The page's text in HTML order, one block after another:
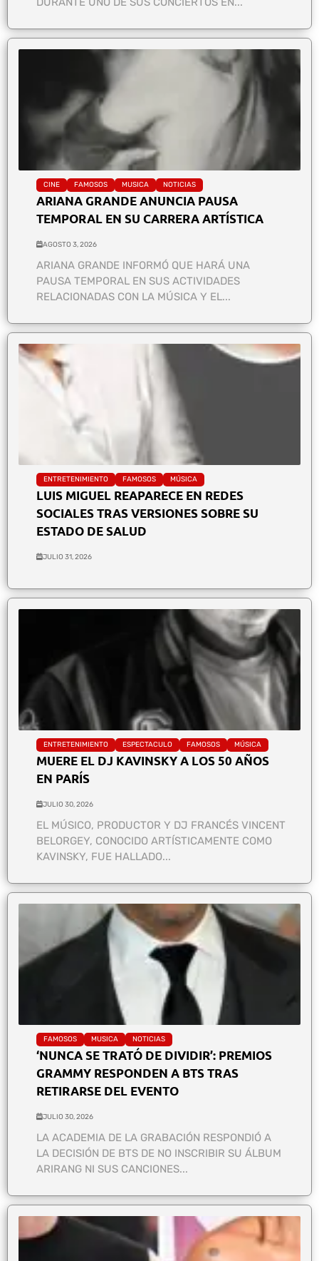
CINE FAMOSOS MUSICA NOTICIAS
ARIANA GRANDE ANUNCIA PAUSA
TEMPORAL EN SU CARRERA ARTÍSTICA
AGOSTO 3, 2026
ARIANA GRANDE INFORMÓ QUE HARÁ UNA
PAUSA TEMPORAL EN SUS ACTIVIDADES
RELACIONADAS CON LA MÚSICA Y EL...
ENTRETENIMIENTO FAMOSOS MÚSICA
LUIS MIGUEL REAPARECE EN REDES
SOCIALES TRAS VERSIONES SOBRE SU
ESTADO DE SALUD
JULIO 31, 2026
ENTRETENIMIENTO ESPECTACULO FAMOSOS MÚSICA
MUERE EL DJ KAVINSKY A LOS 50 AÑOS
EN PARÍS
JULIO 30, 2026
EL MÚSICO, PRODUCTOR Y DJ FRANCÉS VINCENT
BELORGEY, CONOCIDO ARTÍSTICAMENTE COMO
KAVINSKY, FUE HALLADO...
FAMOSOS MUSICA NOTICIAS
‘NUNCA SE TRATÓ DE DIVIDIR’: PREMIOS
GRAMMY RESPONDEN A BTS TRAS
RETIRARSE DEL EVENTO
JULIO 30, 2026
LA ACADEMIA DE LA GRABACIÓN RESPONDIÓ A
LA DECISIÓN DE BTS DE NO INSCRIBIR SU ÁLBUM
ARIRANG NI SUS CANCIONES...